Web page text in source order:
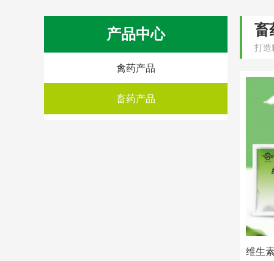
产品中心
禽药产品
畜药产品
畜
打造
维生